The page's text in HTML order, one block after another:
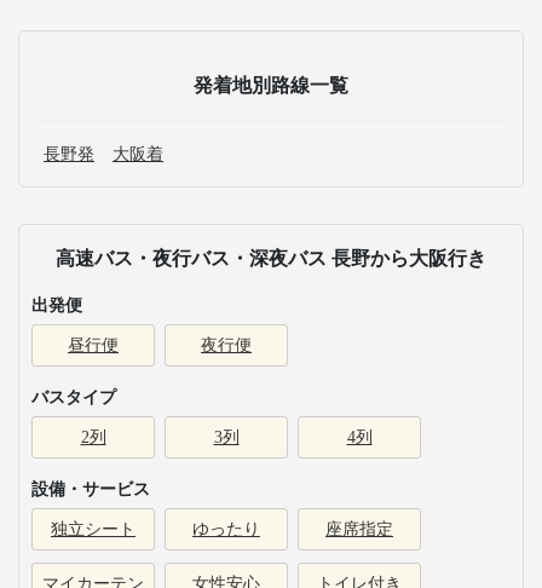
発着地別路線一覧
長野発 大阪着
高速バス・夜行バス・深夜バス 長野から大阪行き
出発便
昼行便 夜行便
バスタイプ
2列 3列 4列
設備・サービス
独立シート ゆったり 座席指定
マイカーテン 女性安心 トイレ付き